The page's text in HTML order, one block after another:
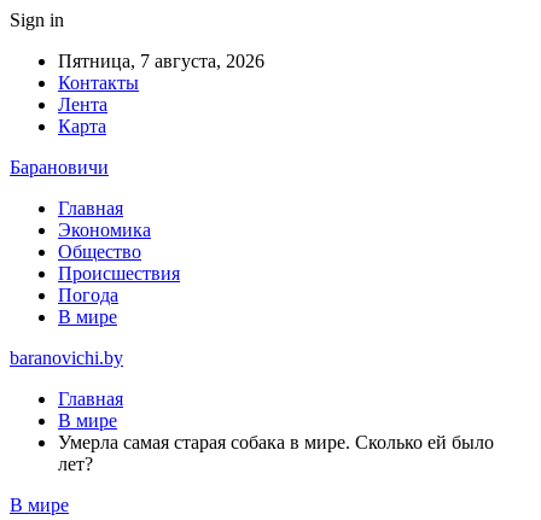
Sign in
Пятница, 7 августа, 2026
Контакты
Лента
Карта
Барановичи
Главная
Экономика
Общество
Происшествия
Погода
В мире
baranovichi.by
Главная
В мире
Умерла самая старая собака в мире. Сколько ей было
лет?
В мире